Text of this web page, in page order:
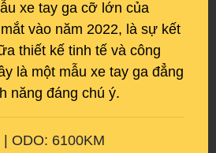
xe tay ga cỡ lớn của
vào năm 2022, là sự kết
thiết kế tinh tế và công
là một mẫu xe tay ga đẳng
năng đáng chú ý.
ODO: 6100KM